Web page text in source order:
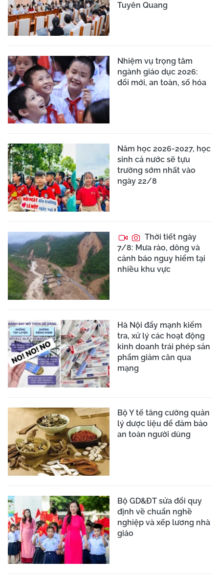
Tuyên Quang
Nhiệm vụ trọng tâm
ngành giáo dục 2026:
đổi mới, an toàn, số hóa
Năm học 2026-2027, học
sinh cả nước sẽ tựu
trường sớm nhất vào
ngày 22/8
Thời tiết ngày
7/8: Mưa rào, dông và
cảnh báo nguy hiểm tại
nhiều khu vực
Hà Nội đẩy mạnh kiểm
tra, xử lý các hoạt động
kinh doanh trái phép sản
phẩm giảm cân qua
mạng
Bộ Y tế tăng cường quản
lý dược liệu để đảm bảo
an toàn người dùng
Bộ GD&ĐT sửa đổi quy
định về chuẩn nghề
nghiệp và xếp lương nhà
giáo